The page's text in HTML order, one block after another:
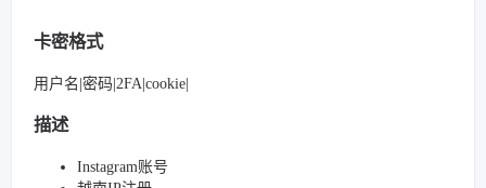
卡密格式
用户名|密码|2FA|cookie|
描述
Instagram账号